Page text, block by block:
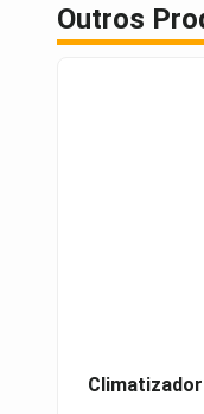
Outros